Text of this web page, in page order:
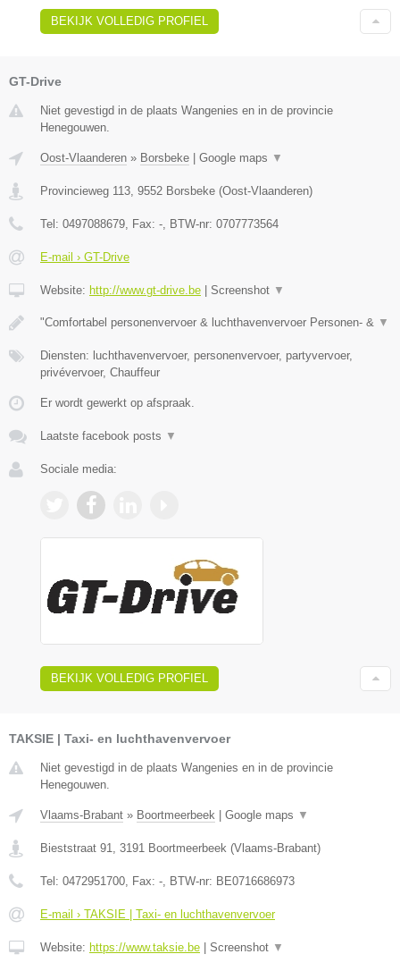
BEKIJK VOLLEDIG PROFIEL
GT-Drive
Niet gevestigd in de plaats Wangenies en in de provincie
Henegouwen.
Oost-Vlaanderen » Borsbeke Google maps ▼
Provincieweg 113, 9552 Borsbeke (Oost-Vlaanderen)
Tel: 0497088679, Fax: -, BTW-nr: 0707773564
E-mail › GT-Drive
Website: http://www.gt-drive.be Screenshot ▼
"Comfortabel personenvervoer & luchthavenvervoer Personen- & ▼
Diensten: luchthavenvervoer, personenvervoer, partyvervoer,
privévervoer, Chauffeur
Er wordt gewerkt op afspraak.
Laatste facebook posts ▼
Sociale media:
BEKIJK VOLLEDIG PROFIEL
TAKSIE | Taxi- en luchthavenvervoer
Niet gevestigd in de plaats Wangenies en in de provincie
Henegouwen.
Vlaams-Brabant » Boortmeerbeek | Google maps ▼
Bieststraat 91 3191 Boortmeerbeek (Vlaams-Brabant)
Tel: 0472951700 , Fax: - , BTW-nr: BE0716686973
E-mail › TAKSIE | Taxi- en luchthavenvervoer
Website: https://www.taksie.be | Screenshot ▼